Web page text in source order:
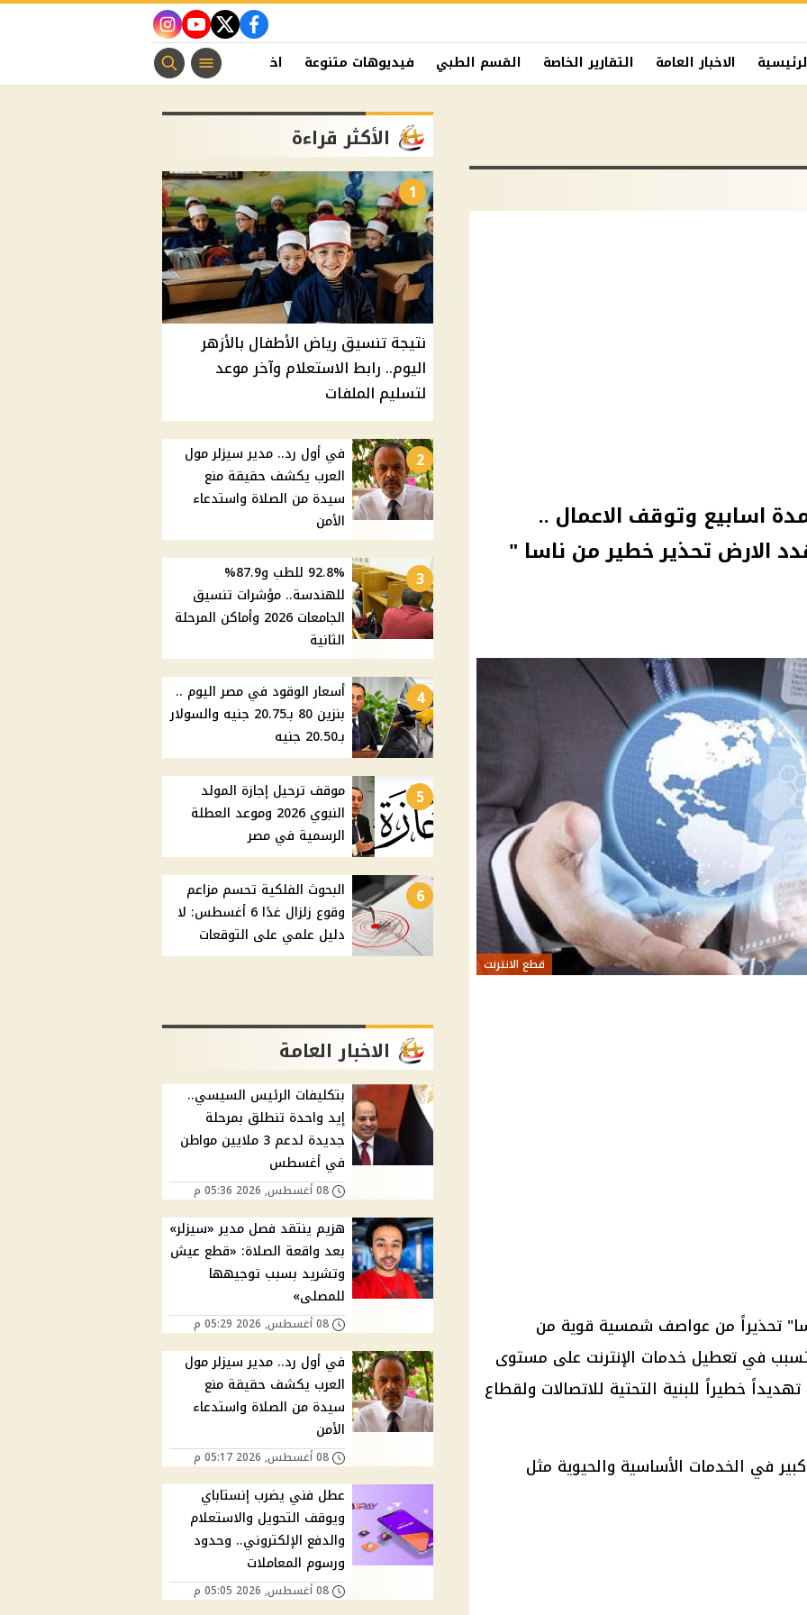
facebook
twitter
youtube
instagram
الاخبار العامة التقارير الخاصة القسم الطبي فيديوهات متنوعة اخبار الفن منوعات مسيحية
اسابيع وتوقف الاعمال ..
تحذير خطير من ناسا "
قطع الانترنت
" تحذيراً من عواصف شمسية قوية من
في تعطيل خدمات الإنترنت على مستوى
خطيراً للبنية التحتية للاتصالات ولقطاع
في الخدمات الأساسية والحيوية مثل
الأكثر قراءة
1
نتيجة تنسيق رياض الأطفال بالأزهر
اليوم.. رابط الاستعلام وآخر موعد
لتسليم الملفات
2
في أول رد.. مدير سيزلر مول
العرب يكشف حقيقة منع
سيدة من الصلاة واستدعاء
الأمن
3
92.8% للطب و87.9%
للهندسة.. مؤشرات تنسيق
الجامعات 2026 وأماكن المرحلة
الثانية
4
أسعار الوقود في مصر اليوم ..
بنزين 80 بـ20.75 جنيه والسولار
بـ20.50 جنيه
5
موقف ترحيل إجازة المولد
النبوي 2026 وموعد العطلة
الرسمية في مصر
6
البحوث الفلكية تحسم مزاعم
وقوع زلزال غدًا 6 أغسطس: لا
دليل علمي على التوقعات
الاخبار العامة
بتكليفات الرئيس السيسي..
إيد واحدة تنطلق بمرحلة
جديدة لدعم 3 ملايين مواطن
في أغسطس
08 أغسطس, 2026 05:36 م
هزيم ينتقد فصل مدير «سيزلر»
بعد واقعة الصلاة: «قطع عيش
وتشريد بسبب توجيهها
للمصلى»
08 أغسطس, 2026 05:29 م
في أول رد.. مدير سيزلر مول
العرب يكشف حقيقة منع
سيدة من الصلاة واستدعاء
الأمن
08 أغسطس, 2026 05:17 م
عطل فني يضرب إنستاباي
ويوقف التحويل والاستعلام
والدفع الإلكتروني.. وحدود
ورسوم المعاملات
08 أغسطس, 2026 05:05 م